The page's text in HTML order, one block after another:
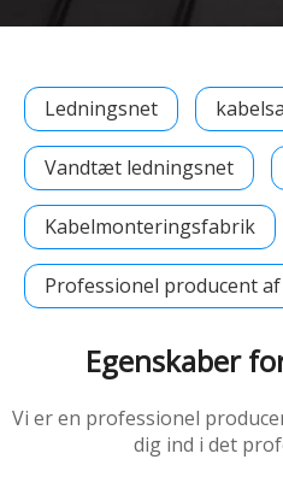
Ledningsnet
Vandtæt ledningsnet
Kabelmonteringsfabrik
Professionel producent
Egenskaber
Vi er en professionel
dig ind i det